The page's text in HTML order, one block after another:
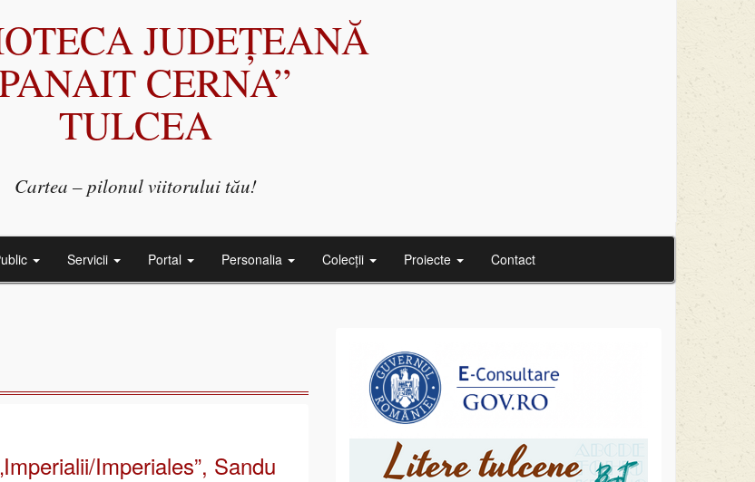
JUDEȚEANĂ
CERNA”
TULCEA
Cartea – pilonul viitorului tău!
Servicii Portal Personalia Colecții Proiecte Contact
Imperiales”, Sandu